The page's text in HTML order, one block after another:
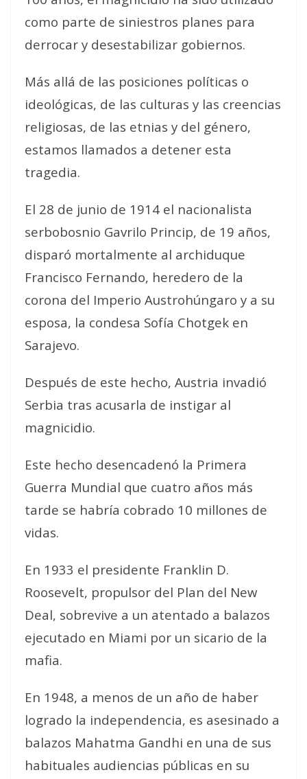
como parte de siniestros planes para
derrocar y desestabilizar gobiernos.
Más allá de las posiciones políticas o
ideológicas, de las culturas y las creencias
religiosas, de las etnias y del género,
estamos llamados a detener esta
tragedia.
El 28 de junio de 1914 el nacionalista
serbobosnio Gavrilo Princip, de 19 años,
disparó mortalmente al archiduque
Francisco Fernando, heredero de la
corona del Imperio Austrohúngaro y a su
esposa, la condesa Sofía Chotgek en
Sarajevo.
Después de este hecho, Austria invadió
Serbia tras acusarla de instigar al
magnicidio.
Este hecho desencadenó la Primera
Guerra Mundial que cuatro años más
tarde se habría cobrado 10 millones de
vidas.
En 1933 el presidente Franklin D.
Roosevelt, propulsor del Plan del New
Deal, sobrevive a un atentado a balazos
ejecutado en Miami por un sicario de la
mafia.
En 1948, a menos de un año de haber
logrado la independencia, es asesinado a
balazos Mahatma Gandhi en una de sus
habituales audiencias públicas en su